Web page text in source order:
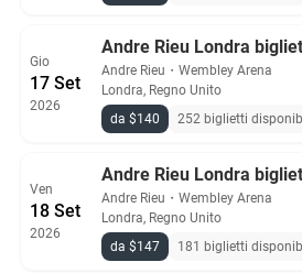
Gio
17 Set
2026
Andre Rieu Londra
Andre Rieu ・ Wembley Arena
Londra, Regno Unito
da $140
252 biglietti
Ven
18 Set
2026
Andre Rieu Londra
Andre Rieu ・ Wembley Arena
Londra, Regno Unito
da $147
181 biglietti